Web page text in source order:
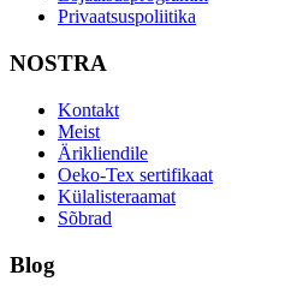
Privaatsuspoliitika
NOSTRA
Kontakt
Meist
Ärikliendile
Oeko-Tex sertifikaat
Külalisteraamat
Sõbrad
Blog